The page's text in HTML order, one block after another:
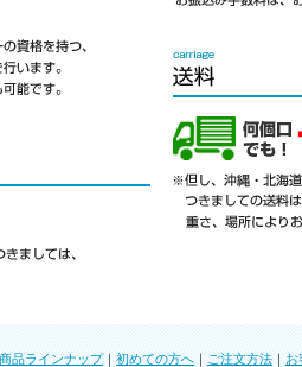
商品ラインナップ｜ 初めての方へ ｜ ご注文方法 ｜ お